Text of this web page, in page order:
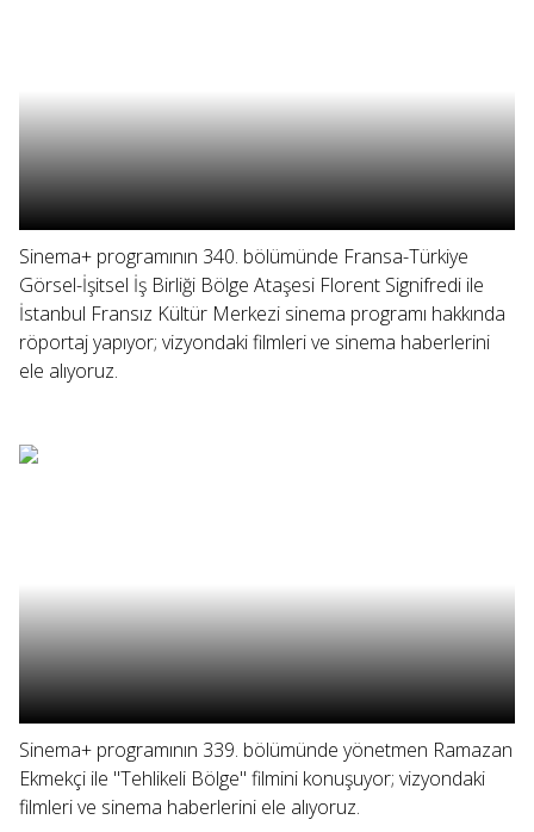
Sinema+ programının 340. bölümünde Fransa-Türkiye
Görsel-İşitsel İş Birliği Bölge Ataşesi Florent Signifredi ile
İstanbul Fransız Kültür Merkezi sinema programı hakkında
röportaj yapıyor; vizyondaki filmleri ve sinema haberlerini
ele alıyoruz.
Sinema+ programının 339. bölümünde yönetmen Ramazan
Ekmekçi ile "Tehlikeli Bölge" filmini konuşuyor; vizyondaki
filmleri ve sinema haberlerini ele alıyoruz.